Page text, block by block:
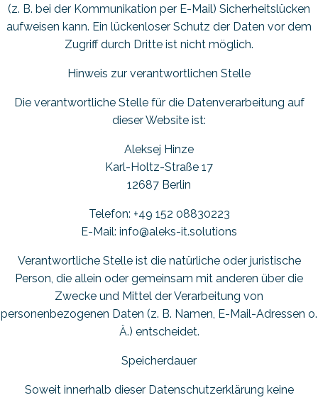
(z. B. bei der Kommunikation per E-Mail) Sicherheitslücken
aufweisen kann. Ein lückenloser Schutz der Daten vor dem
Zugriff durch Dritte ist nicht möglich.
Hinweis zur verantwortlichen Stelle
Die verantwortliche Stelle für die Datenverarbeitung auf
dieser Website ist:
Aleksej Hinze
Karl-Holtz-Straße 17
12687 Berlin
Telefon: +49 152 08830223
E-Mail: info@aleks-it.solutions
Verantwortliche Stelle ist die natürliche oder juristische
Person, die allein oder gemeinsam mit anderen über die
Zwecke und Mittel der Verarbeitung von
personenbezogenen Daten (z. B. Namen, E-Mail-Adressen o.
Ä.) entscheidet.
Speicherdauer
Soweit innerhalb dieser Datenschutzerklärung keine